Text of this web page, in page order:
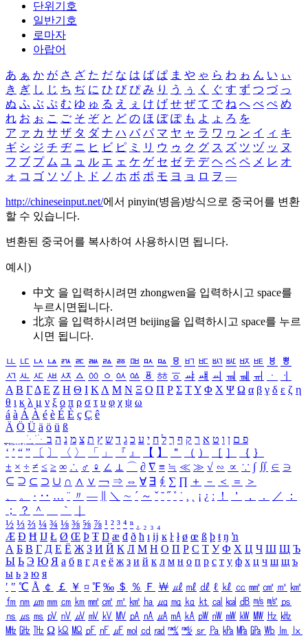
단위기호
일반기호
로마자
아랍어
あ ぁ か が さ ざ た だ な は ば ぱ ま や ゃ ら わ ゎ ん い ぃ
き ぎ し じ ち ぢ に ひ び ぴ み り う ぅ く ぐ す ず つ づ っ
ぬ ふ ぶ ぷ む ゆ ゅ る え ぇ け げ せ ぜ て で ね へ べ ぺ め
れ お ぉ こ ご そ ぞ と ど の ほ ぼ ぽ も よ ょ ろ を
ア ァ カ サ ザ タ ダ ナ ハ バ パ マ ヤ ャ ラ ワ ヮ ン イ ィ キ
ギ シ ジ チ ヂ ニ ヒ ビ ピ ミ リ ウ ゥ ク グ ス ズ ツ ヅ ッ ヌ
フ ブ プ ム ユ ュ ル エ ェ ケ ゲ セ ゼ テ デ ヘ ベ ペ メ レ オ
ォ コ ゴ ソ ゾ ト ド ノ ホ ボ ポ モ ヨ ョ ロ ヲ ―
http://chineseinput.net/에서 pinyin(병음)방식으로 중국어를 변환
할 수 있습니다.
변환된 중국어를 복사하여 사용하시면 됩니다.
예시)
中文 을 입력하시려면 zhongwen을 입력하시고 space를
누르시면됩니다.
北京 을 입력하시려면 beijing을 입력하시고 space를 누르
시면 됩니다.
ㅥ ㅦ ㅧ ㅨ ㅩ ㅪ ㅫ ㅬ ㅭ ㅮ ㅯ ㅰ ㅱ ㅲ ㅳ ㅴ ㅵ ㅶ ㅷ ㅸ
ㅹ
ㅺ ㅻ ㅼ ㅽ ㅾ ㅿ ㆀ ㆁ ㆂ ㆃ ㆄ ㆅ ㆆ ㆇ ㆈ ㆉ ㆊ ㆋ ㆌ ㆍ
ㆎ
Α Β ΓΔ Ε Ζ Η Θ Ι ΚΛ Μ Ν Ξ Ο Π Ρ Σ ΤΥ Φ Χ Ψ Ω α β γ δ ε ζ η
θ ι κ λ μ ν ξ ο π ρ σ τ υ φ χ ψ ω
á à Á À é è É È ç Ç ê
Ä Ö Ü ä ö ü ß
ִֶֹ ֻּ ׁׂ פ ם ן ו ט א ר ק ף ך ל ח י ע כ ג ד ש ץ ת צ מ נ ה ב
‘ ’ “ ” 〔 〕 〈 〉 「 」 『 』 【 】 ＂ （ ） ［ ］ ｛ ｝
± × ÷ ≠ ≤ ≥ ∞ ∴ ♂ ♀ ∠ ⊥ ⌒ ∂ ∇ ≡ ≒ ≪ ≫ √ ∽ ∝ ∵ ∫ ∬ ∈ ∋
⊆ ⊇ ⊂ ⊃ ∪ ∩ ∧ ∨ ￢ ⇒ ⇔ ∀ ∃ ∮ ∑ ∏ ＋ － ＜ ＝
＞
、
。 · ‥ … ¨ 〃 ― ＼ ∼ ´ ～ ˇ ˘ ˝ ˚ ˙ ¸ ¡ ¿ ː ！ ＇ ， ． ／
：
；
？ ＾ ｀
½ ⅓ ⅔ ¼ ¾ ⅛ ⅜ ⅝ ⅞ ¹ ² ³ ⁴ ⁿ ₁ ₂ ₃ ₄
Æ Ð Ħ Ĳ Ł Ø Œ Þ Ŧ Ŋ æ đ ð ħ ı ĳ ĸ ŀ ł ø œ ß þ ŧ ŋ ŉ
А Б В Г Д Е Ё Ж З И Й К Л М Н О П Р С Т У Ф Х Ц Ч Ш Щ Ъ
Ы Ь Э Ю Я а б в г д е ё ж з и й к л м н о п р с т у ф х ц ч ш щ ъ
ы ь э ю я
′ ″ ℃ Å ￠ ￡ ￥ ¤ ℉ ‰ ＄ ％ Ｆ ￦ ㎕ ㎖ ㎗ ℓ ㎘ ㏄ ㎣ ㎤ ㎥ ㎦
㎙ ㎚ ㎛ ㎜ ㎝ ㎞ ㎟ ㎠ ㎡ ㎢ ㏊ ㎍ ㎎ ㎏ ㏏ ㎈ ㎉ ㏈ ㎧ ㎨ ㎰
㎱ ㎲ ㎳ ㎴ ㎵ ㎶ ㎷ ㎸ ㎹ ㎀ ㎁ ㎂ ㎃ ㎄ ㎺ ㎻ ㎽ ㎾ ㎿ ㎐ ㎑
㎒ ㎓ ㎔ Ω ㏀ ㏁ ㎊ ㎋ ㎌ ㏖ ㏅ ㎭ ㎮ ㎯ ㏛ ㎩ ㎪ ㎫ ㎬ ㏝ ㏐
㏓